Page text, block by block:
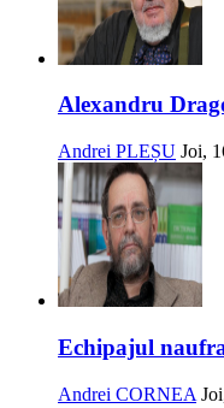
Alexandru
Andrei PLEȘU Joi,
Echipajul
Andrei CORNEA